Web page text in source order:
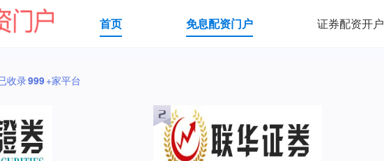
首页 免息配资门户 证券配资开户
收录999+家平台